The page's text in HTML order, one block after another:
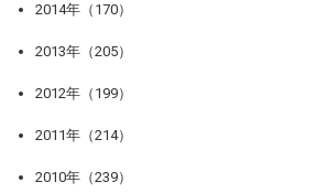
2014年（170）
2013年（205）
2012年（199）
2011年（214）
2010年（239）